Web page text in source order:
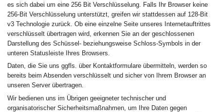
es sich dabei um eine 256 Bit Verschlüsselung. Falls Ihr Browser keine
256-Bit Verschlüsselung unterstützt, greifen wir stattdessen auf 128-Bit
v3 Technologie zurück. Ob eine einzelne Seite unseres Internetauftrittes
verschlüsselt übertragen wird, erkennen Sie an der geschlossenen
Darstellung des Schüssel- beziehungsweise Schloss-Symbols in der
unteren Statusleiste Ihres Browsers.
Daten, die Sie uns ggfls. über Kontaktformulare übermitteln, werden so
bereits beim Absenden verschlüsselt und sicher von Ihrem Browser an
unseren Server übertragen.
Wir bedienen uns im Übrigen geeigneter technischer und
organisatorischer Sicherheitsmaßnahmen, um Ihre Daten gegen